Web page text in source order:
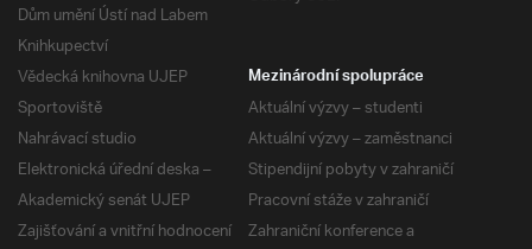
Dům umění Ústí nad Labem
Knihkupectví
Vědecká knihovna UJEP
Sportoviště
Nahrávací studio
Elektronická úřední deska –
Akademický senát UJEP
Zajišťování a vnitřní hodnocení
Mezinárodní spolupráce
Aktuální výzvy – studenti
Aktuální výzvy – zaměstnanci
Stipendijní pobyty v zahraničí
Pracovní stáže v zahraničí
Zahraniční konference a